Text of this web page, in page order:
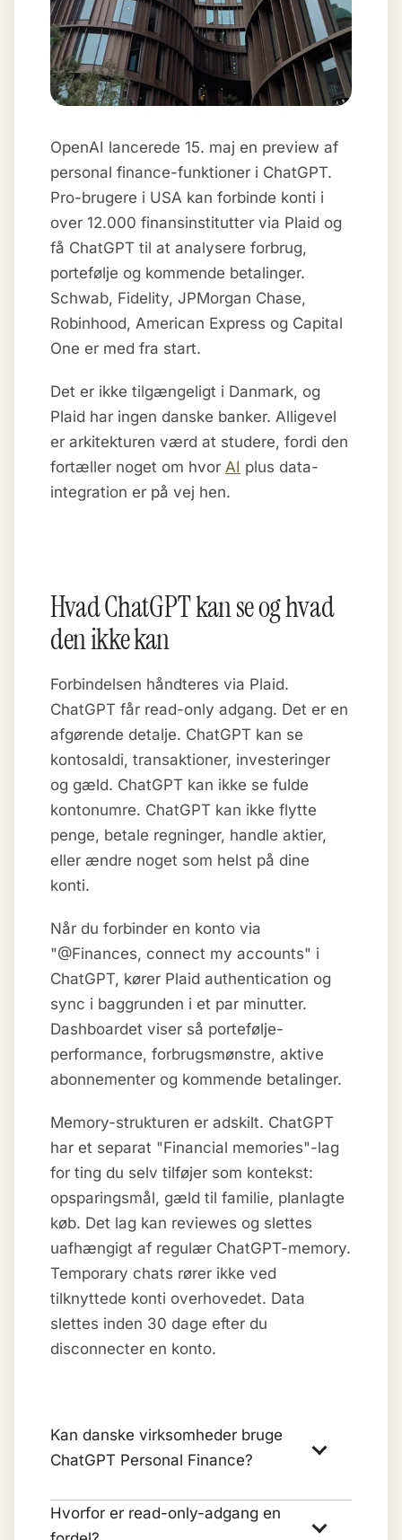
OpenAI lancerede 15. maj en preview af
personal finance-funktioner i ChatGPT.
Pro-brugere i USA kan forbinde konti i
over 12.000 finansinstitutter via Plaid og
få ChatGPT til at analysere forbrug,
portefølje og kommende betalinger.
Schwab, Fidelity, JPMorgan Chase,
Robinhood, American Express og Capital
One er med fra start.
Det er ikke tilgængeligt i Danmark, og
Plaid har ingen danske banker. Alligevel
er arkitekturen værd at studere, fordi den
fortæller noget om hvor AI plus data-
integration er på vej hen.
Hvad ChatGPT kan se og hvad
den ikke kan
Forbindelsen håndteres via Plaid.
ChatGPT får read-only adgang. Det er en
afgørende detalje. ChatGPT kan se
kontosaldi, transaktioner, investeringer
og gæld. ChatGPT kan ikke se fulde
kontonumre. ChatGPT kan ikke flytte
penge, betale regninger, handle aktier,
eller ændre noget som helst på dine
konti.
Når du forbinder en konto via
"@Finances, connect my accounts" i
ChatGPT, kører Plaid authentication og
sync i baggrunden i et par minutter.
Dashboardet viser så portefølje-
performance, forbrugsmønstre, aktive
abonnementer og kommende betalinger.
Memory-strukturen er adskilt. ChatGPT
har et separat "Financial memories"-lag
for ting du selv tilføjer som kontekst:
opsparingsmål, gæld til familie, planlagte
køb. Det lag kan reviewes og slettes
uafhængigt af regulær ChatGPT-memory.
Temporary chats rører ikke ved
tilknyttede konti overhovedet. Data
slettes inden 30 dage efter du
disconnecter en konto.
Kan danske virksomheder bruge
ChatGPT Personal Finance?
Hvorfor er read-only-adgang en